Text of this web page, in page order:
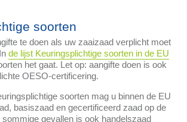
soorten
te doen als uw zaaizaad verplicht moet
de lijst Keuringsplichtige soorten in de EU
het gaat. Let op: aangifte doen is ook
OESO-certificering.
soorten mag u binnen de EU
basiszaad en gecertificeerd zaad op de
gevallen is ook handelszaad